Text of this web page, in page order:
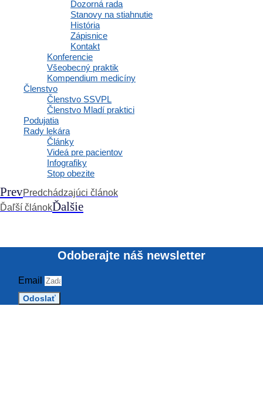
Dozorná rada
Stanovy na stiahnutie
História
Zápisnice
Kontakt
Konferencie
Všeobecný praktik
Kompendium medicíny
Členstvo
Členstvo SSVPL
Členstvo Mladí praktici
Podujatia
Rady lekára
Články
Videá pre pacientov
Infografiky
Stop obezite
Nádej pre našich starších
Všetci vieme, že vek so sebou prináša zdravotné problémy. Jednými
z najvážnejších a najzákernejších sú ochorenia nášho mozgu.
Prichádzajú pomaly a nepozorovane a keď
PrevPredchádzajúci článok
Ďaľší článokĎalšie
Odoberajte náš newsletter
Email
Odoslať